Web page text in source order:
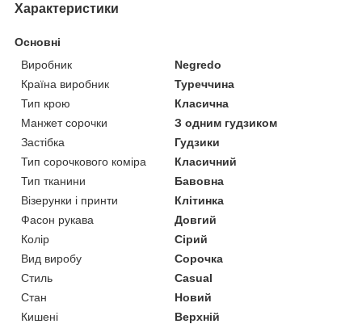
Характеристики
Основні
Виробник
Negredo
Країна виробник
Туреччина
Тип крою
Класична
Манжет сорочки
З одним гудзиком
Застібка
Гудзики
Тип сорочкового коміра
Класичний
Тип тканини
Бавовна
Візерунки і принти
Клітинка
Фасон рукава
Довгий
Колір
Сірий
Вид виробу
Сорочка
Стиль
Casual
Стан
Новий
Кишені
Верхній